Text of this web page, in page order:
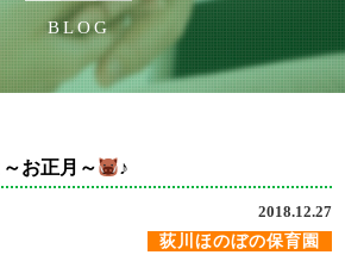
BLOG
お正月～ ♪
2018.12.27
荻川ほのぼの保育園